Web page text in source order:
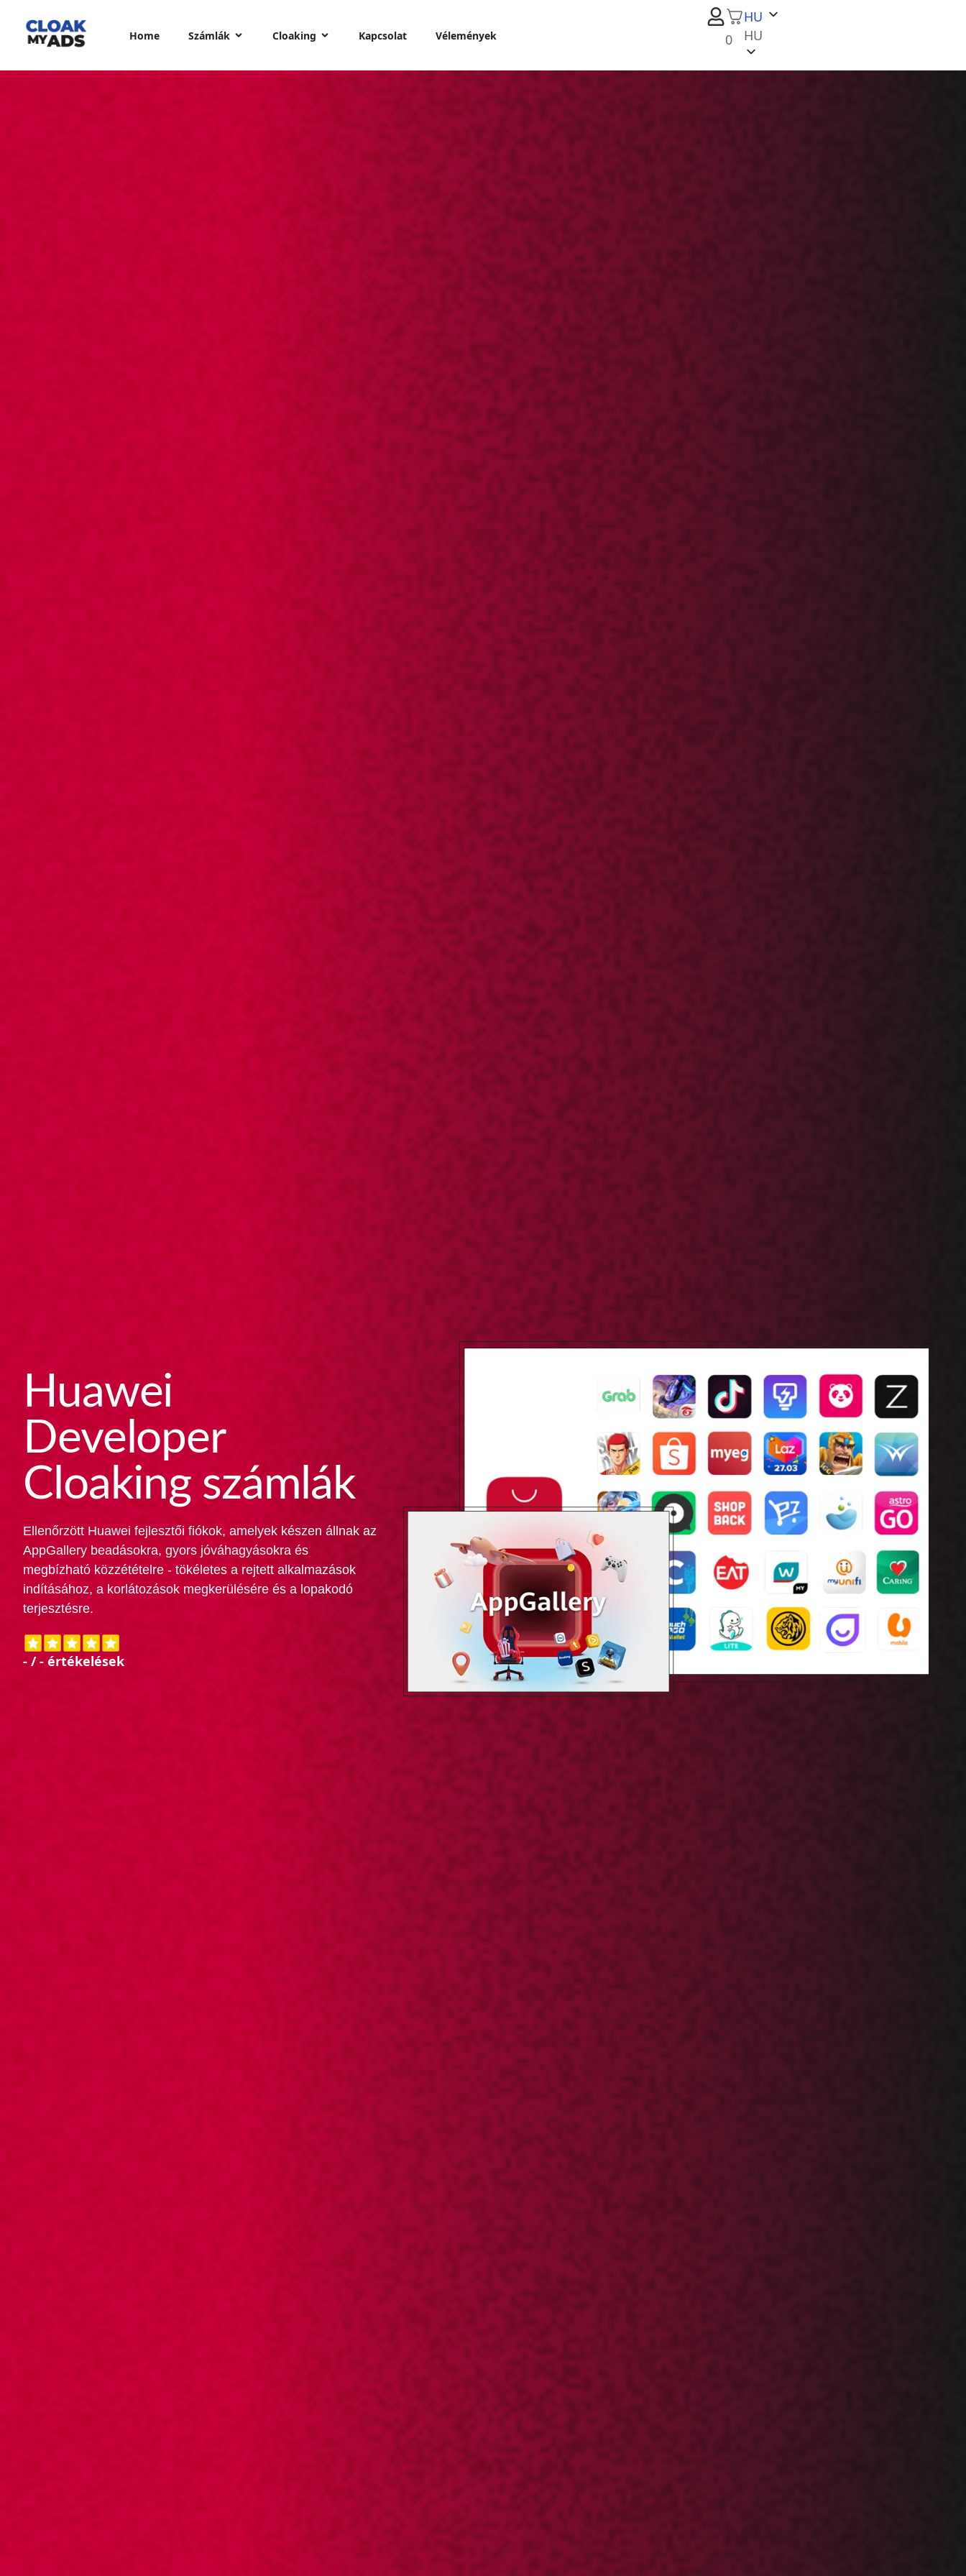
Home Számlák Cloaking Kapcsolat Vélemények 0
HU
HU
Huawei
Developer
Cloaking számlák
Ellenőrzött Huawei fejlesztői fiókok, amelyek készen állnak az
AppGallery beadásokra, gyors jóváhagyásokra és
megbízható közzétételre - tökéletes a rejtett alkalmazások
indításához, a korlátozások megkerülésére és a lopakodó
terjesztésre.
- /- értékelések